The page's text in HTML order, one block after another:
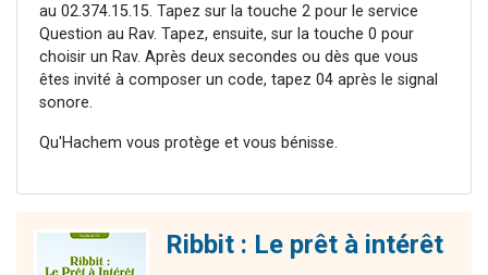
au 02.374.15.15. Tapez sur la touche 2 pour le service
Question au Rav. Tapez, ensuite, sur la touche 0 pour
choisir un Rav. Après deux secondes ou dès que vous
êtes invité à composer un code, tapez 04 après le signal
sonore.
Qu'Hachem vous protège et vous bénisse.
Ribbit : Le prêt à intérêt